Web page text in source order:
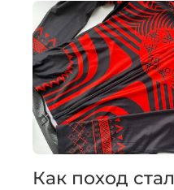
Как поход стал